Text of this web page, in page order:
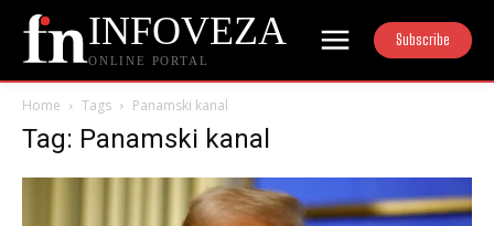
INFOVEZA
ONLINE PORTAL
Subscribe
Home Tags Panamski kanal
Tag: Panamski kanal